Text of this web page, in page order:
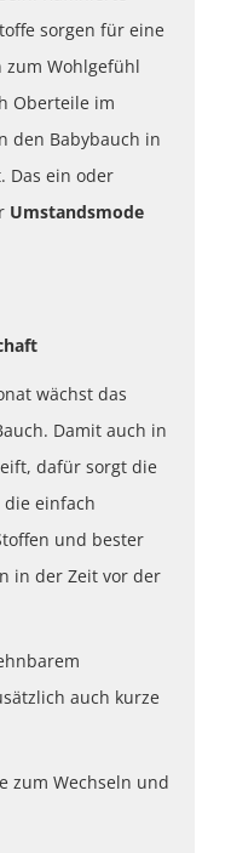
sorgen für eine
Wohlgefühl
Oberteile im
den Babybauch in
Das ein oder
Umstandsmode
wächst das
Damit auch in
dafür sorgt die
die einfach
und bester
in der Zeit vor der
auch kurze
zum Wechseln und